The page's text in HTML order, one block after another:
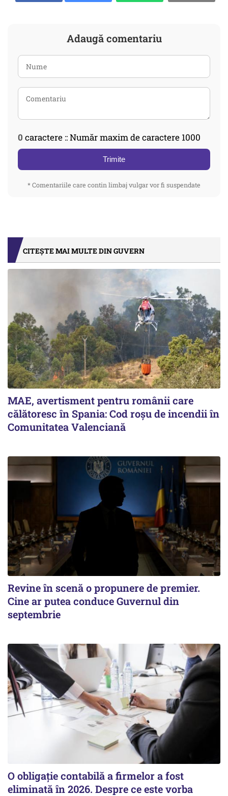
Adaugă comentariu
0 caractere :: Număr maxim de caractere 1000
Trimite
* Comentariile care contin limbaj vulgar vor fi suspendate
CITEȘTE MAI MULTE DIN GUVERN
MAE, avertisment pentru românii care
călătoresc în Spania: Cod roșu de incendii în
Comunitatea Valenciană
Revine în scenă o propunere de premier.
Cine ar putea conduce Guvernul din
septembrie
O obligație contabilă a firmelor a fost
eliminată în 2026. Despre ce este vorba